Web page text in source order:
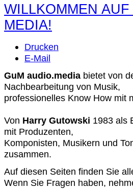
WILLKOMMEN
MEDIA!
Drucken
E-Mail
GuM audio.media bietet von
Nachbearbeitung von Musik,
professionelles Know How mit
Von Harry Gutowski 1983 als
mit Produzenten,
Komponisten, Musikern und
zusammen.
Auf diesen Seiten finden Sie
Wenn Sie Fragen haben,